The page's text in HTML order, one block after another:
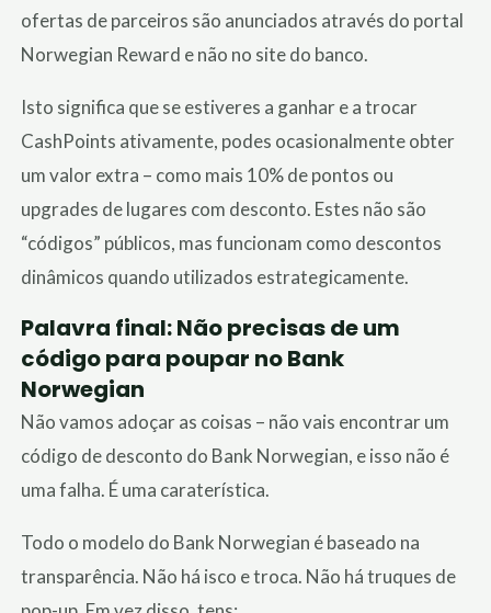
ofertas de parceiros são anunciados através do portal
Norwegian Reward e não no site do banco.
Isto significa que se estiveres a ganhar e a trocar
CashPoints ativamente, podes ocasionalmente obter
um valor extra – como mais 10% de pontos ou
upgrades de lugares com desconto. Estes não são
“códigos” públicos, mas funcionam como descontos
dinâmicos quando utilizados estrategicamente.
Palavra final: Não precisas de um
código para poupar no Bank
Norwegian
Não vamos adoçar as coisas – não vais encontrar um
código de desconto do Bank Norwegian, e isso não é
uma falha. É uma caraterística.
Todo o modelo do Bank Norwegian é baseado na
transparência. Não há isco e troca. Não há truques de